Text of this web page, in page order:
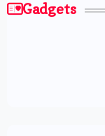
Gadgets